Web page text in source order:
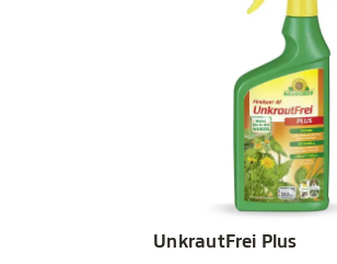
UnkrautFrei Plus